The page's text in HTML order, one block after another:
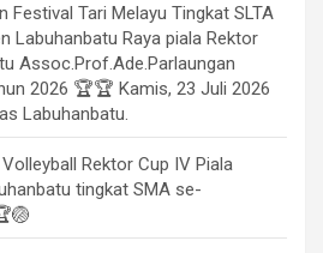
Festival Tari Melayu Tingkat SLTA
Labuhanbatu Raya piala Rektor
Assoc.Prof.Ade.Parlaungan
2026 🏆🏆 Kamis, 23 Juli 2026
Labuhanbatu.
Rektor Cup IV Piala
tingkat SMA se-